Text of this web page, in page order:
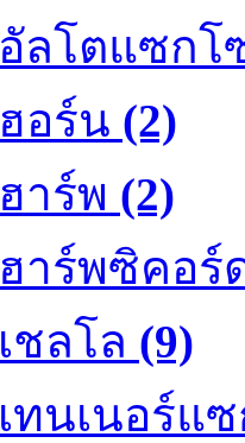
อัลโตแซกโ
ฮอร์น (2)
ฮาร์พ (2)
ฮาร์พซิคอร์
เชลโล (9)
เทนเนอร์แ